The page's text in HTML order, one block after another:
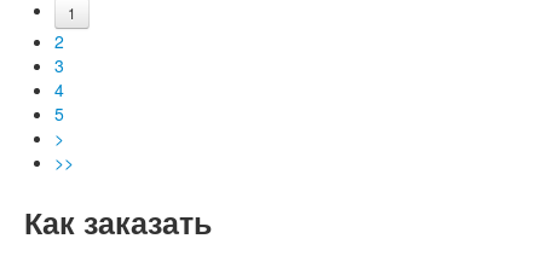
1
2
3
4
5
>
>>
Как заказать